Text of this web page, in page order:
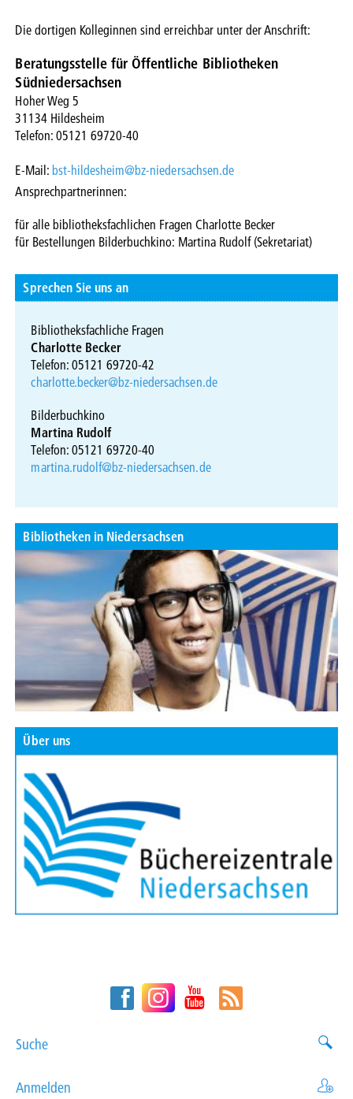
Die dortigen Kolleginnen sind erreichbar unter der Anschrift:
Beratungsstelle für Öffentliche Bibliotheken
Südniedersachsen
Hoher Weg 5
31134 Hildesheim
Telefon: 05121 69720-40
E-Mail:bst-hildesheim@bz-niedersachsen.de
Ansprechpartnerinnen:
für alle bibliotheksfachlichen Fragen Charlotte Becker
für Bestellungen Bilderbuchkino: Martina Rudolf (Sekretariat)
Sprechen Sie uns an
Bibliotheksfachliche Fragen
Charlotte Becker
Telefon: 05121 69720-42
charlotte.becker@bz-niedersachsen.de
Bilderbuchkino
Martina Rudolf
Telefon: 05121 69720-40
martina.rudolf@bz-niedersachsen.de
Bibliotheken in Niedersachsen
Über uns
Suche
Anmelden